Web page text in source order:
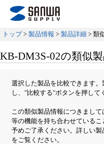
トップ > 製品情報 > 製品詳細 > 類
KB-DM3S-02の類似
選択した製品を比較できます
し、"比較する"ボタンを押して
この類似製品情報につきまし
等の機能を持ち合わせているこ
予めご了承ください。詳しい
をご覧ください。